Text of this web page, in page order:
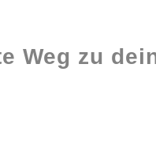
Weg zu